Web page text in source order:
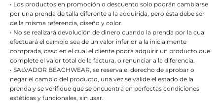
• Los productos en promoción o descuento solo podrán cambiarse
por una prenda de talla diferente a la adquirida, pero ésta debe ser
de la misma referencia, diseño y color.
• No se realizará devolución de dinero cuando la prenda por la cual
efectuará el cambio sea de un valor inferior a la inicialmente
comprada, caso en el cual el cliente podrá adquirir un producto que
complete el valor total de la factura, o renunciar a la diferencia.
• SALVADOR BEACHWEAR, se reserva el derecho de aprobar o
negar el cambio del producto, una vez se valide el estado de la
prenda y se verifique que se encuentra en perfectas condiciones
estéticas y funcionales, sin usar.